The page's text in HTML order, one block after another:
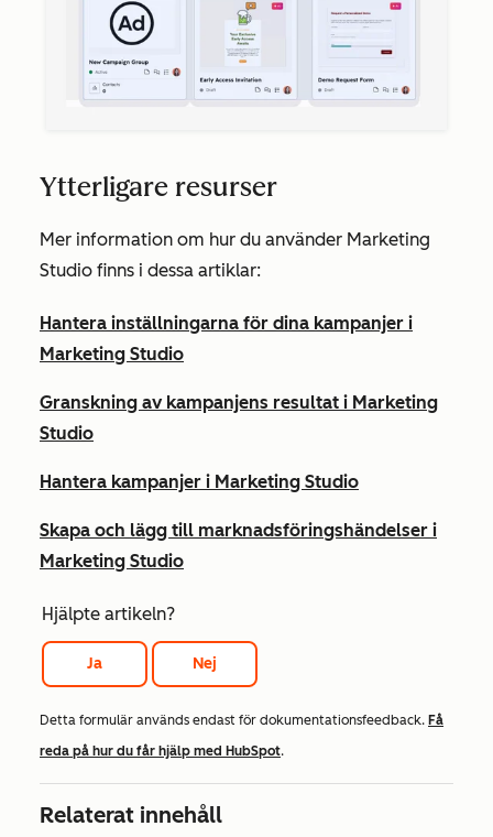
Ytterligare resurser
Mer information om hur du använder Marketing
Studio finns i dessa artiklar:
Hantera inställningarna för dina kampanjer i
Marketing Studio
Granskning av kampanjens resultat i Marketing
Studio
Hantera kampanjer i Marketing Studio
Skapa och lägg till marknadsföringshändelser i
Marketing Studio
Hjälpte artikeln?
Ja Nej
Detta formulär används endast för dokumentationsfeedback. Få
reda på hur du får hjälp med HubSpot.
Relaterat innehåll